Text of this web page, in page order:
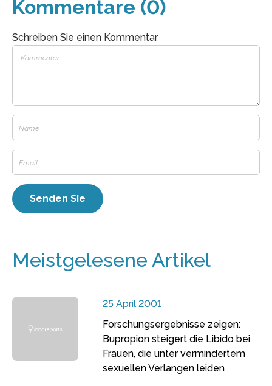
Kommentare (0)
Schreiben Sie einen Kommentar
Meistgelesene Artikel
25 April 2001
Forschungsergebnisse zeigen:
Bupropion steigert die Libido bei
Frauen, die unter vermindertem
sexuellen Verlangen leiden